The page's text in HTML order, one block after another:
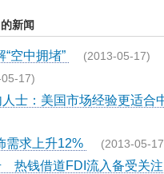
的新闻
空中拥堵” (2013-05-17)
17)
士：美国市场经验更适合
需求上升12% (2013-05-
热钱借道FDI流入备受关注